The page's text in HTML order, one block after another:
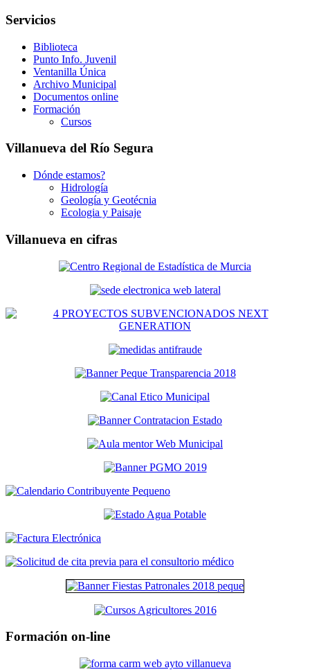
Servicios
Biblioteca
Punto Info. Juvenil
Ventanilla Única
Archivo Municipal
Documentos online
Formación
Cursos
Villanueva del Río Segura
Dónde estamos?
Hidrología
Geología y Geotécnia
Ecologia y Paisaje
Villanueva en cifras
Formación on-line